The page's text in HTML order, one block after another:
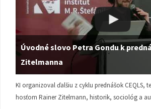
Úvodné slovo Petra Gondu k
Zitelmanna
KI organizoval ďalšiu z cyklu prednášok CEQLS,
hosťom Rainer Zitelmann, historik, sociológ a